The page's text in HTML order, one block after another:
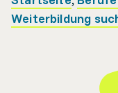
Weiterbildung